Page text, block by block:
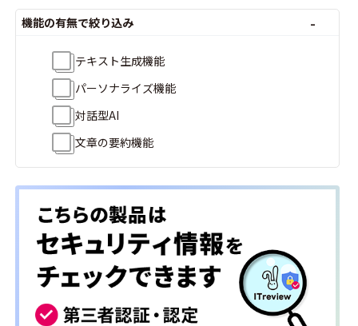
機能の有無で絞り込み
テキスト生成機能
パーソナライズ機能
対話型AI
文章の要約機能